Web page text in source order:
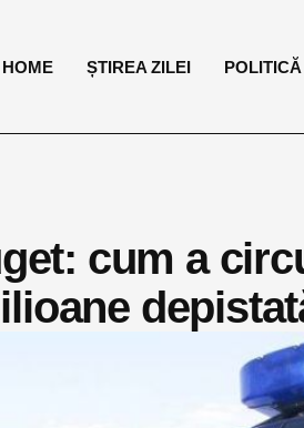
HOME ȘTIREA ZILEI POLITICĂ
cum a